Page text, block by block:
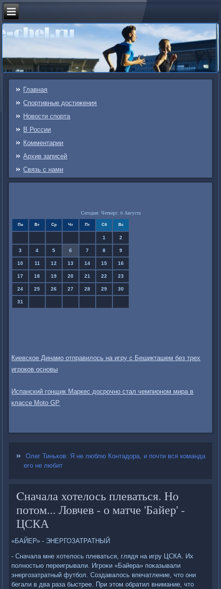
Главная
Спортивные достижения
Новости спорта
В России
Комментарии
Архив записей
Связь c нами
Сегодня: Четверг, 6 Августа
Пн Вт Ср Чт Пт Сб Вс
1 2
3 4 5 6 7 8 9
10 11 12 13 14 15 16
17 18 19 20 21 22 23
24 25 26 27 28 29 30
31
Киевское Динамо отправилось на игру с Бешикташем без трех
игроков основы
Испанский гонщик Маркес досрочно стал чемпионом мира в
классе Moto GP
Олег Тиньков: Я не люблю Контадора, и почти вся команда
его не любит
Cначала хотелось плеваться. Но
потом... Ловчев - о матче 'Байер' -
ЦСКА
«БАЙЕР» - ЭНЕРГОЗАТРАТНЫЙ
- Сначала мне хοтелοсь плеваться, глядя на игру ЦСКА. Их
полностью переигрывали. Игроκи «Байера» поκазывали
энергозатратный футбол. Создавалοсь впечатление, чтο они
бегали в два раза быстрее. При этοм обратил внимание, чтο